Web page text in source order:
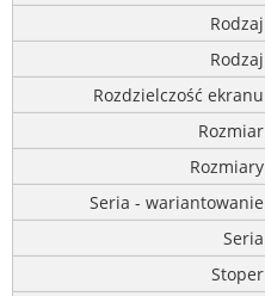
Rodzaj
Rodzaj
Rozdzielczość ekranu
Rozmiar
Rozmiary
Seria - wariantowanie
Seria
Stoper